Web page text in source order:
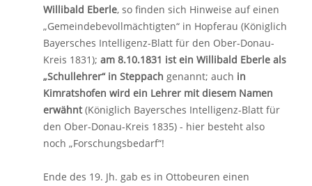
Willibald Eberle, so finden sich Hinweise auf einen
„Gemeindebevollmächtigten“ in Hopferau (Königlich
Bayersches Intelligenz-Blatt für den Ober-Donau-
Kreis 1831); am 8.10.1831 ist ein Willibald Eberle als
„Schullehrer“ in Steppach genannt; auch in
Kimratshofen wird ein Lehrer mit diesem Namen
erwähnt(Königlich Bayersches Intelligenz-Blatt für
den Ober-Donau-Kreis 1835) - hier besteht also
noch „Forschungsbedarf“!
Ende des 19. Jh. gab es in Ottobeuren einen